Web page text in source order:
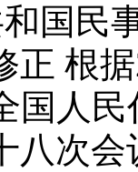
国民
正 根
国人
八次会